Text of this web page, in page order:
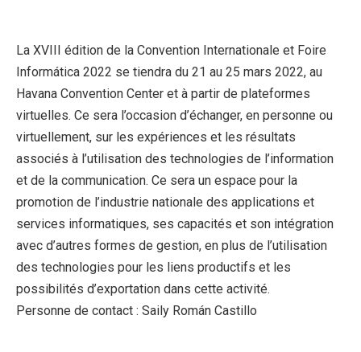
La XVIII édition de la Convention Internationale et Foire
Informática 2022 se tiendra du 21 au 25 mars 2022, au
Havana Convention Center et à partir de plateformes
virtuelles. Ce sera l’occasion d’échanger, en personne ou
virtuellement, sur les expériences et les résultats
associés à l’utilisation des technologies de l’information
et de la communication. Ce sera un espace pour la
promotion de l’industrie nationale des applications et
services informatiques, ses capacités et son intégration
avec d’autres formes de gestion, en plus de l’utilisation
des technologies pour les liens productifs et les
possibilités d’exportation dans cette activité.
Personne de contact : Saily Román Castillo